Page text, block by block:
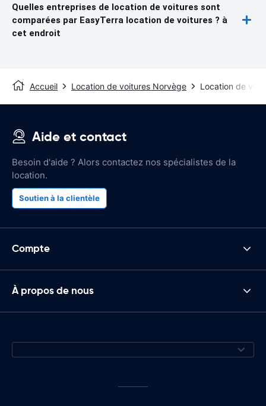
Quelles entreprises de location de voitures sont
comparées par EasyTerra location de voitures ? à
cet endroit
Accueil Location de voitures Norvège Location de
Aide et contact
Besoin d'aide ? Alors contactez nos spécialistes de la
location.
Soutien à la clientèle
Compte
À propos de nous